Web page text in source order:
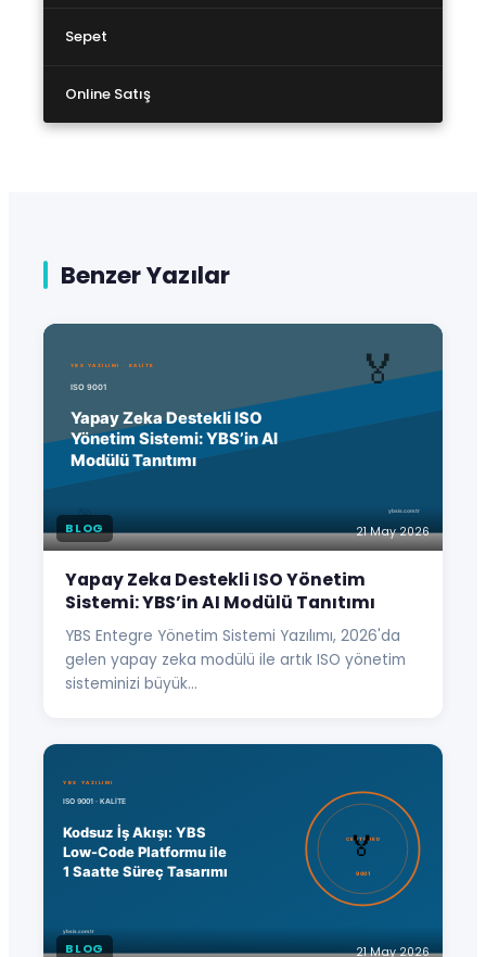
Sepet
Online Satış
Benzer Yazılar
BLOG 21 May 2026
Yapay Zeka Destekli ISO Yönetim
Sistemi: YBS’in AI Modülü Tanıtımı
YBS Entegre Yönetim Sistemi Yazılımı, 2026'da
gelen yapay zeka modülü ile artık ISO yönetim
sisteminizi büyük…
BLOG 21 May 2026